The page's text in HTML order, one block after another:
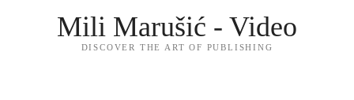
Mili Marušić - Video
DISCOVER THE ART OF PUBLISHING